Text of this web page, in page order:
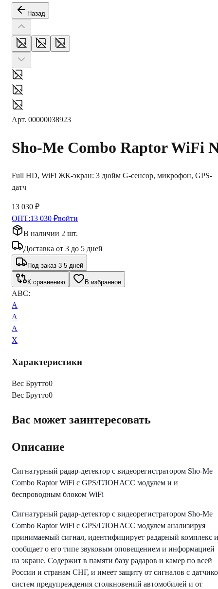
Назад
Арт. 00000038923
Sho-Me Combo Raptor WiFi
Full HD, WiFi ЖК-экран: 3 дюйм G-сенсор, микрофон, GPS-
датч
13 030 ₽
ОПТ:13 030 ₽войти
В наличии 2 шт.
Доставка от 3 до 5 дней
Под заказ 3-5 дней
К сравнению В избранное
ABC:
A
A
A
X
Характеристики
Вес Брутто0
Вес Брутто0
Вас может заинтересовать
Описание
Сигнатурный радар-детектор с видеорегистратором Sho-Me
Combo Raptor WiFi c GPS/ГЛОНАСС модулем и и
беспроводным блоком WiFi
Сигнатурный радар-детектор с видеорегистратором Sho-Me
Combo Raptor WiFi c GPS/ГЛОНАСС модулем анализируя
принимаемый сигнал, идентифицирует радарный комплекс и
сообщает о его типе звуковым оповещением и информацией
на экране. Содержит в памяти базу радаров и камер по всей
России и странам СНГ, и имеет защиту от сигналов с
систем предупреждения столкновений автомобилей и от